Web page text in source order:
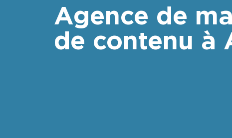
Agence de
de contenu à